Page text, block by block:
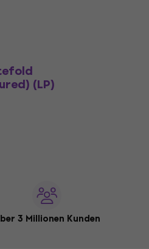
(LP)
3 Millionen Kunden